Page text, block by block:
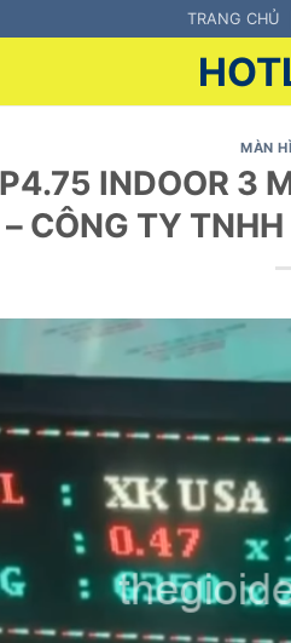
TRANG CHỦ
MÀN
INDOOR 3
CÔNG TY